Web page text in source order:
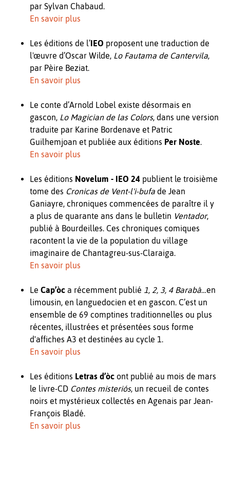
par Sylvan Chabaud.
En savoir plus
Les éditions de l’IEO proposent une traduction de
l'œuvre d’Oscar Wilde, Lo Fautama de Cantervila,
par Pèire Beziat.
En savoir plus
Le conte d’Arnold Lobel existe désormais en
gascon, Lo Magician de las Colors, dans une version
traduite par Karine Bordenave et Patric
Guilhemjoan et publiée aux éditions Per Noste.
En savoir plus
Les éditions Novelum - IEO 24 publient le troisième
tome des Cronicas de Vent-l'i-bufa de Jean
Ganiayre, chroniques commencées de paraître il y
a plus de quarante ans dans le bulletin Ventador,
publié à Bourdeilles. Ces chroniques comiques
racontent la vie de la population du village
imaginaire de Chantagreu-sus-Claraiga.
En savoir plus
Le Cap’òc a récemment publié 1, 2, 3, 4 Barabà…en
limousin, en languedocien et en gascon. C’est un
ensemble de 69 comptines traditionnelles ou plus
récentes, illustrées et présentées sous forme
d'affiches A3 et destinées au cycle 1.
En savoir plus
Les éditions Letras d’òc ont publié au mois de mars
le livre-CD Contes misteriós, un recueil de contes
noirs et mystérieux collectés en Agenais par Jean-
François Bladé.
En savoir plus